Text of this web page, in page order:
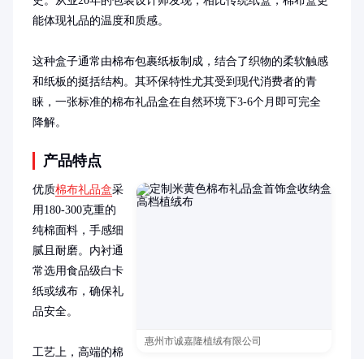
能体现礼品的温度和质感。
这种盒子通常由棉布包裹纸板制成，结合了织物的柔软触感
和纸板的挺括结构。其环保特性尤其受到现代消费者的青
睐，一张标准的棉布礼品盒在自然环境下3-6个月即可完全
降解。
产品特点
惠州市诚嘉隆植绒有限公司
优质棉布礼品盒采
用180-300克重的
纯棉面料，手感细
腻且耐磨。内衬通
常选用食品级白卡
纸或绒布，确保礼
品安全。
工艺上，高端的棉